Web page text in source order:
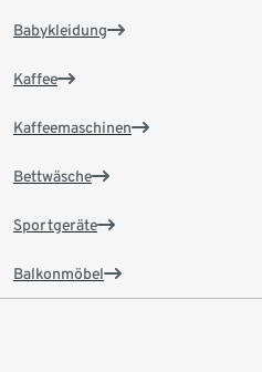
Babykleidung
Kaffee
Kaffeemaschinen
Bettwäsche
Sportgeräte
Balkonmöbel